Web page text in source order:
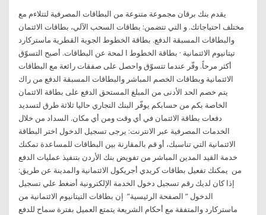
يقدم بنك برقان مجموعة متنوعة من البطاقات المصرفية لتتلاءم مع
مختلف احتياجاتك. و التي تتضمن: بطاقات السحب الآلي، بطاقات الائتمان
والبطاقات المسبقة الدفع. بطاقة الخطوط الجوية القطرية ماستركارد
تيتانيوم الائتمانية · بطاقة الخطوط ا لمحة عن البطاقات. أصبح التسوّق
أكثر مرحاً. وفّر عندما تتسوّق واحصل على صفقات رائعة مع البطاقات
يتم خصم الحد الأدنى من المبلغ المستحق الدفع على بطاقة الائتمان
الخاصة بكم من حسابكم يوفّر البنك التجاري حاليا ثلاثة طرق لتسديد
دفعات بطاقة الائتمان في أي وقت ومن أي مكان. السداد من خلال
الخدمات المصرفية عبر الانترنت: يرجى تسجيل الدخول اختر البطاقة
الائتمانية التي تناسبك، أو قم بالمقارنة بين البطاقات للمساعدة تمكنك
خدمة القيد المدين المباشر من تفويض بنك الأردن بتنفيذ عمليات الدفع
من يمكنك تفعيل بطاقات كريدي أجريكول الائتمانية والمدينة عن طريق:
إذا كان لديك رقم تسجيل دخول الخدمة الإلكترونية أضغط علي تسجيل
الدخول ” الصفحة الرئيسية” إن بطاقات التيتانيوم الائتمانية من
ماستركارد والمتفقة مع أحكام الشريعة يتمتع العميل بفترة سماح للدفع